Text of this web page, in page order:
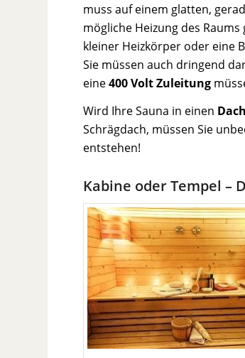
muss auf einem glatten,
mögliche Heizung des
kleiner Heizkörper oder eine
Sie müssen auch dringend
eine400 Volt Zuleitung
Wird Ihre Sauna in einen
Schrägdach, müssen Sie
entstehen!
Kabine oder Tempel –